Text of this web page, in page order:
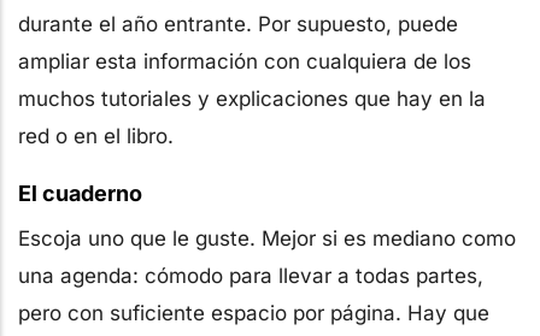
durante el año entrante. Por supuesto, puede
ampliar esta información con cualquiera de los
muchos tutoriales y explicaciones que hay en la
red o en el libro.
El cuaderno
Escoja uno que le guste. Mejor si es mediano como
una agenda: cómodo para llevar a todas partes,
pero con suficiente espacio por página. Hay que